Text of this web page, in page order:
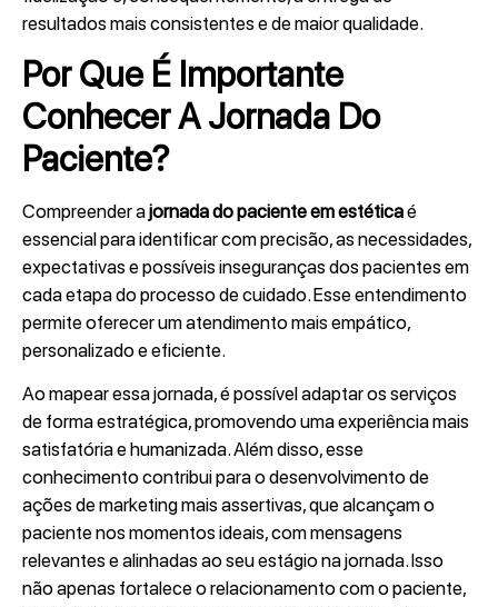
resultados mais consistentes e de maior qualidade.
Por Que É Importante
Conhecer A Jornada Do
Paciente?
Compreender ajornada do pacienteem estéticaé
essencial para identificar com precisão, as necessidades,
expectativas e possíveis inseguranças dos pacientes em
cada etapa do processo de cuidado. Esse entendimento
permite oferecer um atendimento mais empático,
personalizado e eficiente.
Ao mapear essa jornada, é possível adaptar os serviços
de forma estratégica, promovendo uma experiência mais
satisfatória e humanizada. Além disso, esse
conhecimento contribui para o desenvolvimento de
ações de marketing mais assertivas, que alcançam o
paciente nos momentos ideais, com mensagens
relevantes e alinhadas ao seu estágio na jornada. Isso
não apenas fortalece o relacionamento com o paciente,